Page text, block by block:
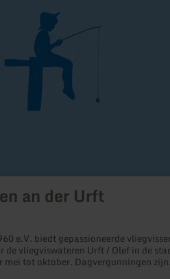
an der Urft
e.V. biedt gepassioneerde
de vliegviswateren Urft / Olef in de
mei tot oktober. Dagvergunningen zijn